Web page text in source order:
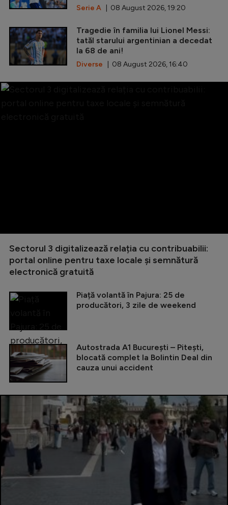
Serie A | 08 August 2026, 19:20
Tragedie în familia lui Lionel Messi:
tatăl starului argentinian a decedat
la 68 de ani!
Diverse | 08 August 2026, 16:40
Sectorul 3 digitalizează relația cu contribuabilii:
portal online pentru taxe locale și semnătură
electronică gratuită
Piață volantă în Pajura: 25 de
producători, 3 zile de weekend
Autostrada A1 București – Pitești,
blocată complet la Bolintin Deal din
cauza unui accident